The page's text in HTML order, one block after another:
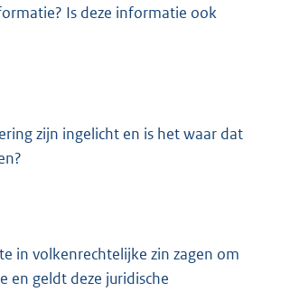
Is deze informatie ook
zijn ingelicht en is het waar dat
in volkenrechtelijke zin zagen om
en geldt deze juridische